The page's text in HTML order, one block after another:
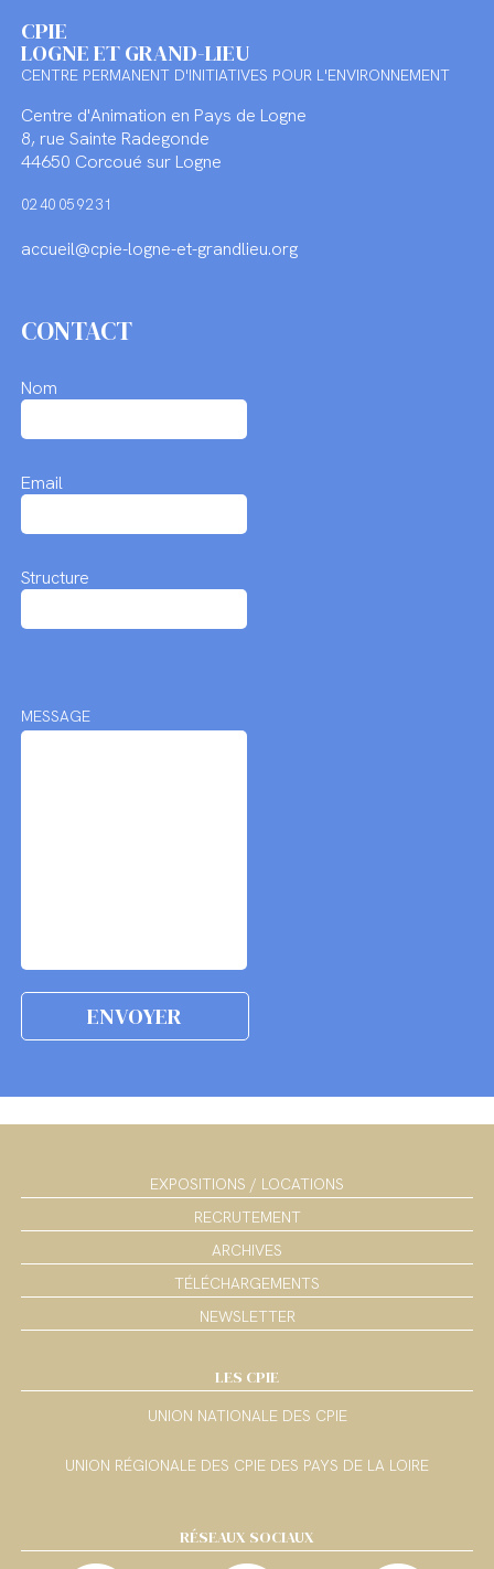
CPIE
LOGNE ET GRAND-LIEU
CENTRE PERMANENT D'INITIATIVES POUR L'ENVIRONNEMENT
Centre d'Animation en Pays de Logne
8, rue Sainte Radegonde
44650 Corcoué sur Logne
02 40 05 92 31
accueil@cpie-logne-et-grandlieu.org
CONTACT
Nom
Email
Structure
MESSAGE
EXPOSITIONS / LOCATIONS
RECRUTEMENT
ARCHIVES
TÉLÉCHARGEMENTS
NEWSLETTER
LES CPIE
UNION NATIONALE DES CPIE
UNION RÉGIONALE DES CPIE DES PAYS DE LA LOIRE
RÉSEAUX SOCIAUX